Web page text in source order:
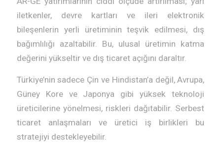
iletkenler, devre kartları ve ileri elektronik
bileşenlerin yerli üretiminin teşvik edilmesi, dış
bağımlılığı azaltabilir. Bu, ulusal üretimin katma
değerini yükseltir ve dış ticaret açığını daraltır.
Türkiye’nin sadece Çin ve Hindistan’a değil, Avrupa,
Güney Kore ve Japonya gibi yüksek teknoloji
üreticilerine yönelmesi, riskleri dağıtabilir. Serbest
ticaret anlaşmaları ve üretici iş birlikleri bu
stratejiyi destekleyebilir.